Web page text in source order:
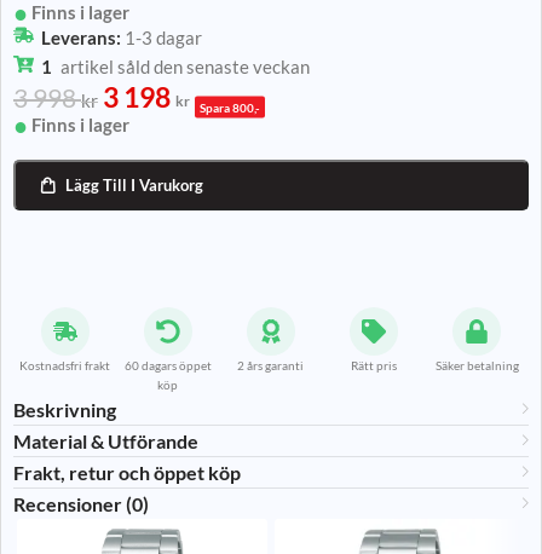
Finns i lager
Leverans: 1-3 dagar
1 artikel såld den senaste veckan
3 998kr 3 198 kr Spara 800,-
Finns i lager
 Lägg Till I Varukorg
Kostnadsfri frakt
60 dagars öppet
köp
2 års garanti Rätt pris Säker betalning
Beskrivning
Material & Utförande​
Frakt, retur och öppet köp
Recensioner (0)